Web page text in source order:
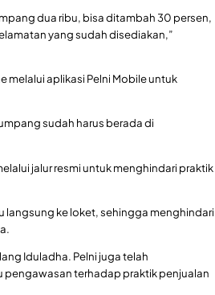
dua ribu, bisa ditambah 30 persen,
yang sudah disediakan,”
melalui aplikasi Pelni Mobile untuk
sudah harus berada di
jalur resmi untuk menghindari praktik
langsung ke loket, sehingga menghindari
Iduladha. Pelni juga telah
terhadap praktik penjualan